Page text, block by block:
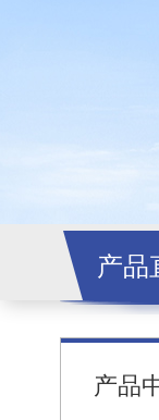
产品
产品